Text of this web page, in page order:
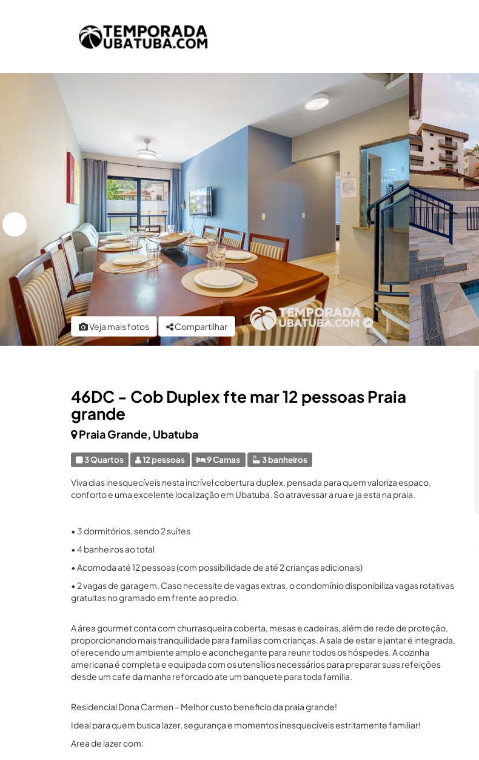
Veja mais fotos Compartilhar
46DC - Cob Duplex fte mar 12 pessoas Praia
grande
Praia Grande, Ubatuba
3 Quartos 12 pessoas 9 Camas 3 banheiros
Viva dias inesquecíveis nesta incrível cobertura duplex, pensada para quem valoriza espaco,
conforto e uma excelente localização em Ubatuba. So atravessar a rua e ja esta na praia.
• 3 dormitórios, sendo 2 suítes
• 4 banheiros ao total
• Acomoda até 12 pessoas (com possibilidade de até 2 crianças adicionais)
• 2 vagas de garagem. Caso necessite de vagas extras, o condomínio disponibiliza vagas rotativas
gratuitas no gramado em frente ao predio.
A área gourmet conta com churrasqueira coberta, mesas e cadeiras, além de rede de proteção,
proporcionando mais tranquilidade para famílias com crianças. A sala de estar e jantar é integrada,
oferecendo um ambiente amplo e aconchegante para reunir todos os hóspedes. A cozinha
americana é completa e equipada com os utensílios necessários para preparar suas refeições
desde um cafe da manha reforcado ate um banquete para toda familia.
Residencial Dona Carmen – Melhor custo beneficio da praia grande!
Ideal para quem busca lazer, segurança e momentos inesquecíveis estritamente familiar!
Area de lazer com: